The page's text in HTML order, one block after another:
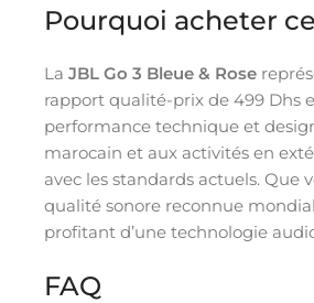
Pourquoi acheter
La JBL Go 3 Bleue & Rose
rapport qualité-prix de 499 Dhs
performance technique et
marocain et aux activités en
avec les standards actuels. Que
qualité sonore reconnue
profitant d’une technologie
FAQ